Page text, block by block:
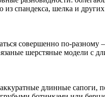
спандекса, шелка и
совершенно по-разному
шерстяные модели с
длинные сапоги,